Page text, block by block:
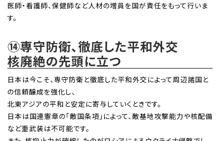
医師・看護師、保健師など人材の増員を国が責任をもって行いま
す。
⑭専守防衛、徹底した平和外交
核廃絶の先頭に立つ
日本は今こそ、専守防衛と徹底した平和外交によって周辺諸国と
の信頼醸成を強化し、
北東アジアの平和と安定に寄与していくときです。
日本は国連憲章の「敵国条項」によって、敵基地攻撃能力や核配備
など重武装は不可能です。